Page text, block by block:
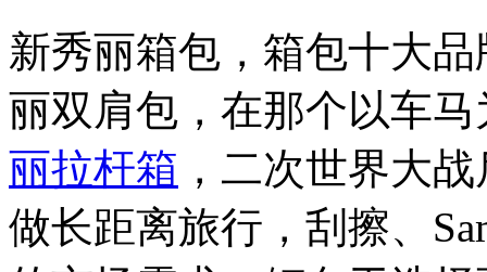
新秀丽箱包，箱包十大
丽双肩包，在那个以车
丽拉杆箱 ，二次世界大
做长距离旅行，刮擦、